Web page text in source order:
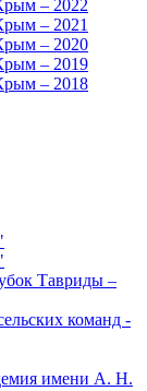
– 2022
– 2021
– 2020
– 2019
– 2018
Тавриды –
команд -
имени А. Н.